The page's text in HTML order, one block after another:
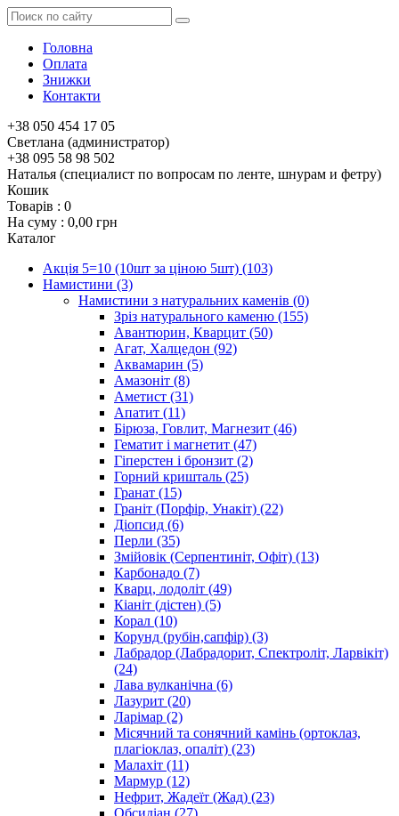
Головна
Оплата
Знижки
Контакти
+38 050 454 17 05
Светлана (администратор)
+38 095 58 98 502
Наталья (специалист по вопросам по ленте, шнурам и фетру)
Кошик
Товарів : 0
На суму : 0,00 грн
Каталог
Акція 5=10 (10шт за ціною 5шт) (103)
Намистини (3)
Намистини з натуральних каменів (0)
Зріз натурального каменю (155)
Авантюрин, Кварцит (50)
Агат, Халцедон (92)
Аквамарин (5)
Амазоніт (8)
Аметист (31)
Апатит (11)
Бірюза, Говлит, Магнезит (46)
Гематит і магнетит (47)
Гіперстен і бронзит (2)
Горний кришталь (25)
Гранат (15)
Граніт (Порфір, Унакіт) (22)
Діопсид (6)
Перли (35)
Змійовік (Серпентиніт, Офіт) (13)
Карбонадо (7)
Кварц, лодоліт (49)
Кіаніт (дістен) (5)
Корал (10)
Корунд (рубін,сапфір) (3)
Лабрадор (Лабрадорит, Спектроліт, Ларвікіт)
(24)
Лава вулканічна (6)
Лазурит (20)
Ларімар (2)
Місячний та сонячний камінь (ортоклаз,
плагіоклаз, опаліт) (23)
Малахіт (11)
Мармур (12)
Нефрит, Жадеїт (Жад) (23)
Обсидіан (27)